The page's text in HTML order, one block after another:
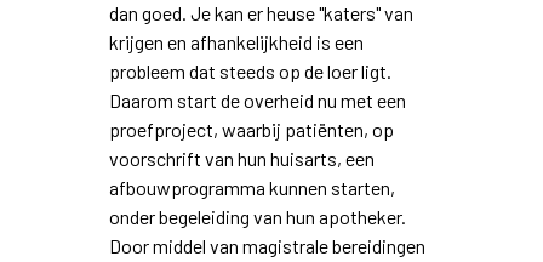
dan goed. Je kan er heuse "katers" van
krijgen en afhankelijkheid is een
probleem dat steeds op de loer ligt.
Daarom start de overheid nu met een
proefproject, waarbij patiënten, op
voorschrift van hun huisarts, een
afbouwprogramma kunnen starten,
onder begeleiding van hun apotheker.
Door middel van magistrale bereidingen